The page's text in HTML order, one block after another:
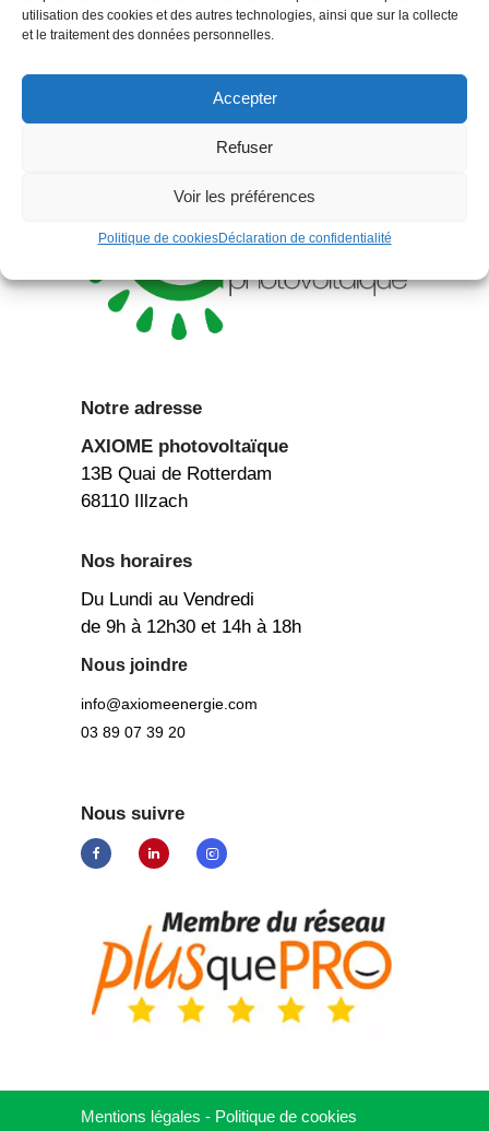
utilisation des cookies et des autres technologies, ainsi que sur la collecte
et le traitement des données personnelles.
Accepter
Refuser
Voir les préférences
Politique de cookiesDéclaration de confidentialité
03 89 07 39 20
Notre adresse
AXIOME photovoltaïque
13B Quai de Rotterdam
68110 Illzach
Nos horaires
Du Lundi au Vendredi
de 9h à 12h30 et 14h à 18h
Nous joindre
info@axiomeenergie.com
03 89 07 39 20
Nous suivre
Mentions légales - Politique de cookies